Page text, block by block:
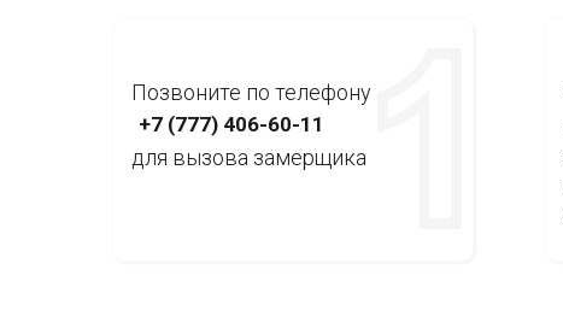
Позвоните по телефону
+7 (777) 406-60-11
для вызова замерщика